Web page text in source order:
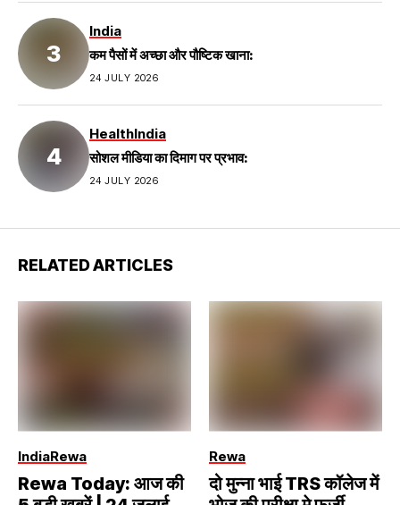
India
कम पैसों में अच्छा और पौष्टिक खाना:
24 JULY 2026
HealthIndia
सोशल मीडिया का दिमाग पर प्रभाव:
24 JULY 2026
RELATED ARTICLES
IndiaRewa
Rewa Today: आज की
Rewa
दो मुन्ना भाई TRS कॉलेज में